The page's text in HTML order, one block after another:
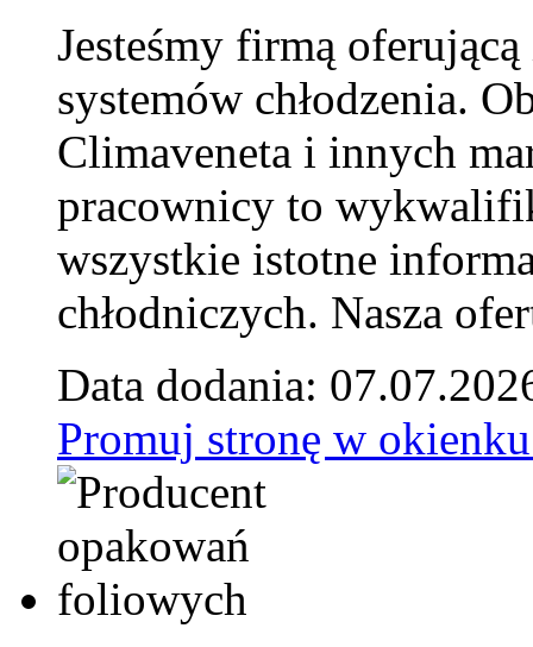
Jesteśmy firmą
systemów chłodzenia.
Climaveneta i innych
pracownicy to
wszystkie istotne
chłodniczych. Nasza
Data dodania:
Promuj stronę w